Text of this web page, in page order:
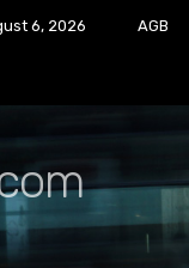
6, 2026 AGB